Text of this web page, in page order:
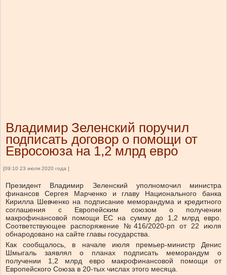
Владимир Зеленский поручил
подписать договор о помощи от
Евросоюза на 1,2 млрд евро
[09:10 23 июля 2020 года ]
Президент Владимир Зеленский уполномочил министра
финансов Сергея Марченко и главу Национального банка
Кирилла Шевченко на подписание меморандума и кредитного
соглашения с Европейским союзом о получении
макрофинансовой помощи ЕС на сумму до 1,2 млрд евро.
Соответствующее распоряжение №416/2020-рп от 22 июля
обнародовано на сайте главы государства.
Как сообщалось, в начале июля премьер-министр Денис
Шмыгаль заявлял о планах подписать меморандум о
получении 1,2 млрд евро макрофинансовой помощи от
Европейского Союза в 20-тых числах этого месяца.